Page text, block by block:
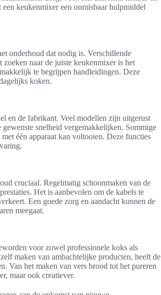
keukenmixer een onmisbaar hulpmiddel
onderhoud dat nodig is. Verschillende
naar de juiste keukenmixer is het
te begrijpen handleidingen. Deze
koken.
en de fabrikant. Veel modellen zijn uitgerust
snelheid vergemakkelijken. Sommige
één apparaat kan voltooien. Deze functies
cruciaal. Regelmatig schoonmaken van de
Het is aanbevolen om de kabels te
Een goede zorg en aandacht kunnen de
meegaat.
voor zowel professionele koks als
maken van ambachtelijke producten, heeft de
Van het maken van vers brood tot het pureren
maar ook creatiever.